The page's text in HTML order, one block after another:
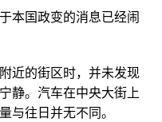
本国政变的消息已经闹
近的街区时，并未发现
静。汽车在中央大街上
与往日并无不同。